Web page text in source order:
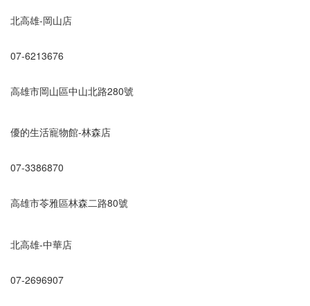
北高雄-岡山店
07-6213676
高雄市岡山區中山北路280號
優的生活寵物館-林森店
07-3386870
高雄市苓雅區林森二路80號
北高雄-中華店
07-2696907